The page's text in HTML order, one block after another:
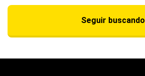
Seguir buscando